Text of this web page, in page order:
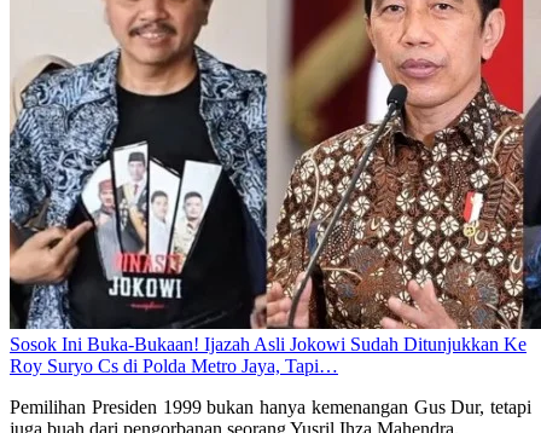
Sosok Ini Buka-Bukaan! Ijazah Asli Jokowi Sudah Ditunjukkan Ke
Roy Suryo Cs di Polda Metro Jaya, Tapi…
Pemilihan Presiden 1999 bukan hanya kemenangan Gus Dur, tetapi
juga buah dari pengorbanan seorang Yusril Ihza Mahendra.